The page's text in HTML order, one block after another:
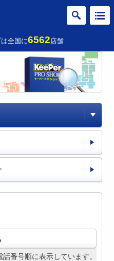
全国に6562店舗
話番号順に表示しています。